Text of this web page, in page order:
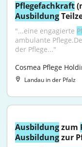
Pflegefachkraft
Ausbildung
"...eine engagierte
ambulante
der Pflege..."
Cosmea Pflege
Landau in der Pfalz
Ausbildung zum
Ausbildung zur